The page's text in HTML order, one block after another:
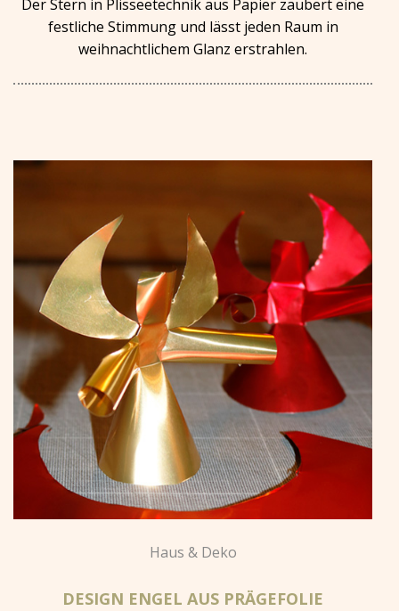
Der Stern in Plisseetechnik aus Papier zaubert eine
festliche Stimmung und lässt jeden Raum in
weihnachtlichem Glanz erstrahlen.
Haus & Deko
DESIGN ENGEL AUS PRÄGEFOLIE